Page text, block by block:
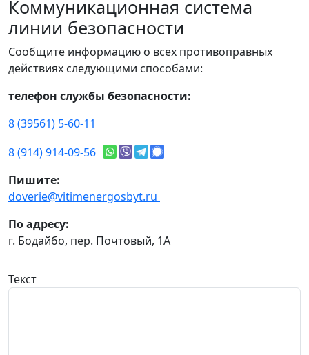
Коммуникационная система
линии безопасности
Сообщите информацию о всех противоправных
действиях следующими способами:
телефон службы безопасности:
8 (39561) 5-60-11
8 (914) 914-09-56
Пишите:
doverie@vitimenergosbyt.ru
По адресу:
г. Бодайбо, пер. Почтовый, 1А
Текст